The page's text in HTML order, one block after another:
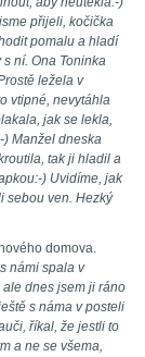
přijeli, kočička
pomalu a hladí
ní. Ona Toninka
ležela v
vtipné, nevytáhla
jak se lekla,
) Manžel dneska
tak ji hladil a
) Uvidíme, jak
sebou ven. Hezký
domova.
námi spala v
dnes jsem ji ráno
s náma v posteli
říkal, že jestli to
a ne se všema,